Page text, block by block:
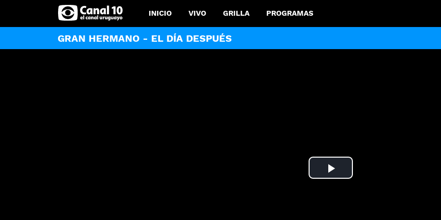
INICIO VIVO GRILLA PROGRAMAS
GRAN HERMANO - EL DÍA DESPUÉS
Play